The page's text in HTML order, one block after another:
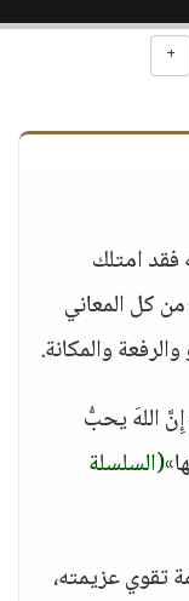
+
امتلك
كل المعاني
والمكانة.
اللهَ يحبُّ
(السلسلة
تقوي عزيمته،